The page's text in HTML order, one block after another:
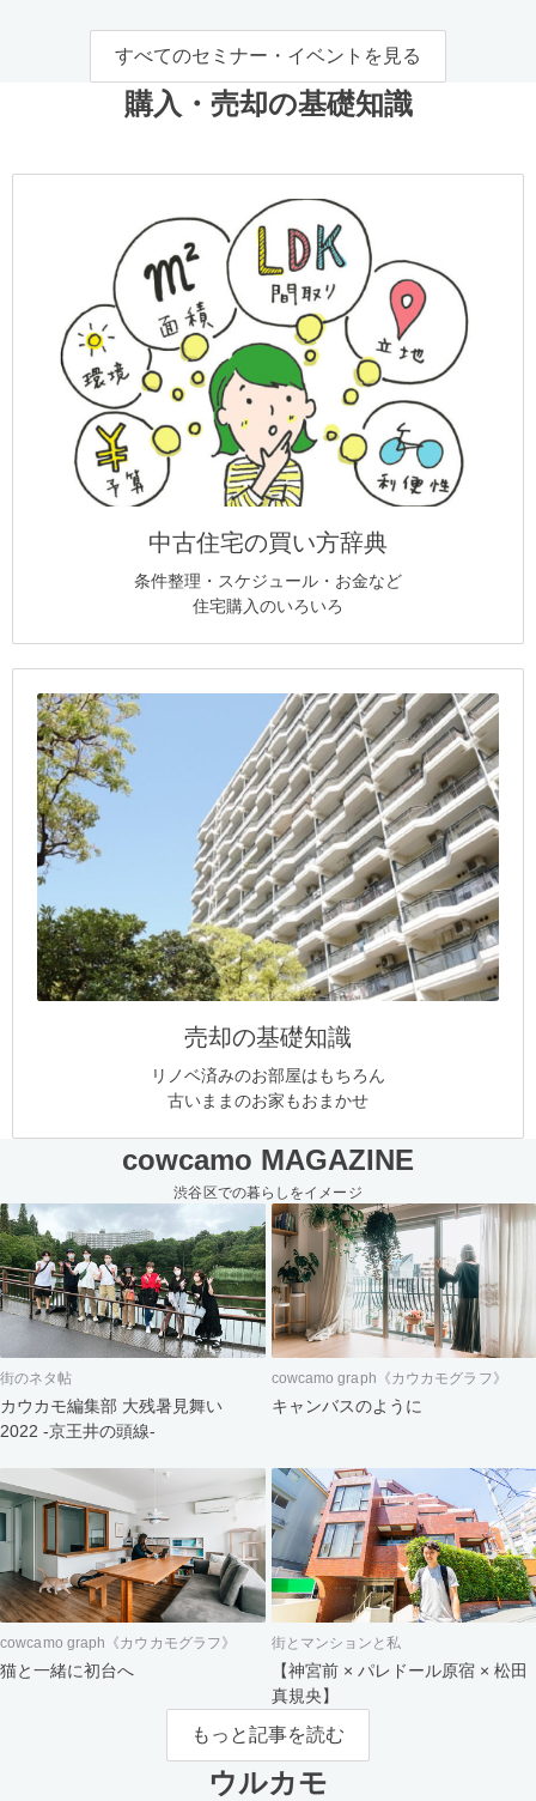
すべてのセミナー・イベントを見る
購入・売却の基礎知識
中古住宅の買い方辞典
条件整理・スケジュール・お金など
住宅購入のいろいろ
売却の基礎知識
リノベ済みのお部屋はもちろん
古いままのお家もおまかせ
cowcamo MAGAZINE
渋谷区での暮らしをイメージ
街のネタ帖
カウカモ編集部 大残暑見舞い
2022 -京王井の頭線-
cowcamo graph《カウカモグラフ》
キャンバスのように
cowcamo graph《カウカモグラフ》
猫と一緒に初台へ
街とマンションと私
【神宮前 × パレドール原宿 × 松田
真規央】
もっと記事を読む
ウルカモ